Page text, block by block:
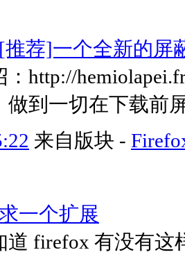
[推荐]一个全新的屏
http://
做到一切在下载前
来自版块 -
一个扩展
道 firefox 有没有这